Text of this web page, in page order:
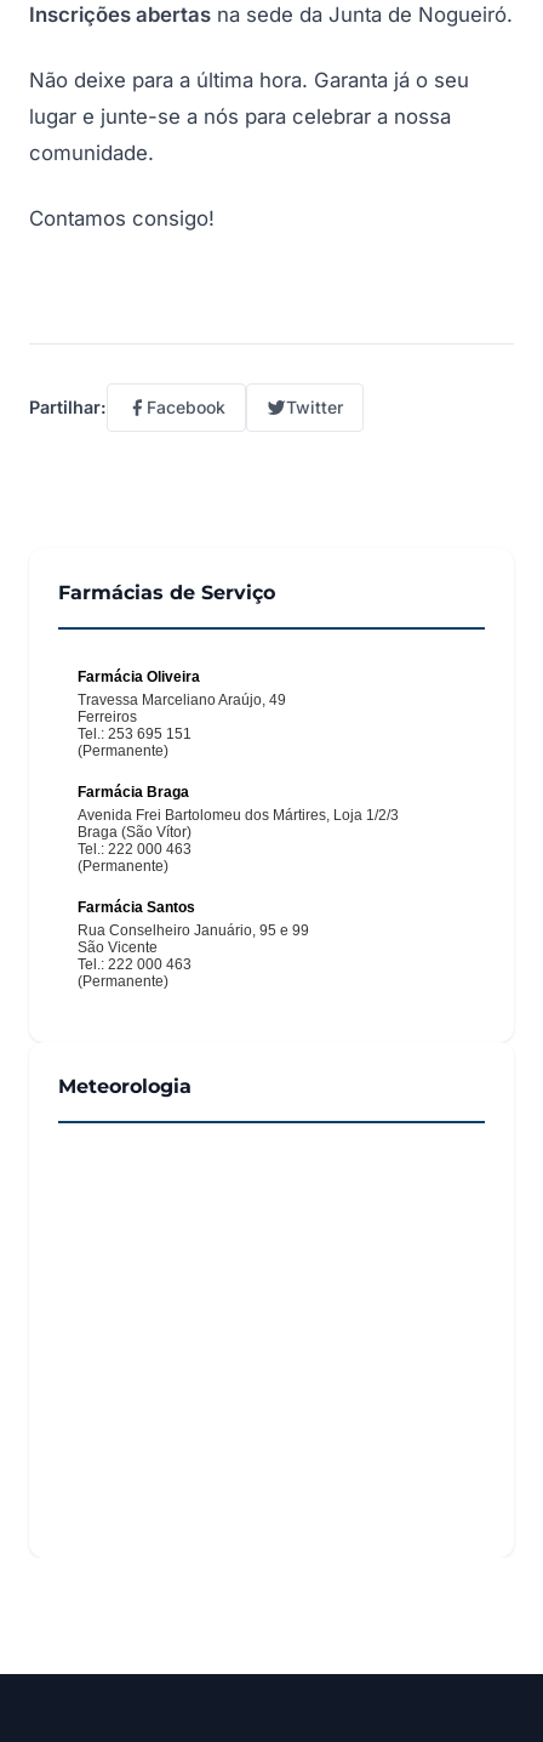
Inscrições abertas na sede da Junta de Nogueiró.
Não deixe para a última hora. Garanta já o seu
lugar e junte-se a nós para celebrar a nossa
comunidade.
Contamos consigo!
Partilhar: Facebook Twitter
Farmácias de Serviço
Meteorologia